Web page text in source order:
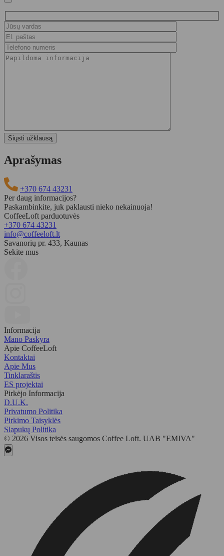
Aprašymas
+370 674 43231
Per daug informacijos?
Paskambinkite, juk paklausti nieko nekainuoja!
CoffeeLoft parduotuvės
+370 674 43231
info@coffeeloft.lt
Savanorių pr. 433, Kaunas
Sekite mus
Informacija
Mano Paskyra
Apie CoffeeLoft
Kontaktai
Apie Mus
Tinklaraštis
ES projektai
Pirkėjo Informacija
D.U.K.
Privatumo Politika
Pirkimo Taisyklės
Slapukų Politika
© 2026 Visos teisės saugomos Coffee Loft. UAB "EMIVA"